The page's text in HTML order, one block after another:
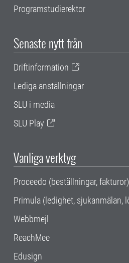
Programstudierektor
Senaste nytt från
Driftinformation
Lediga anställningar
SLU i media
SLU Play
Vanliga verktyg
Proceedo (beställningar, fakturor)
Primula (ledighet, sjukanmälan,
Webbmejl
ReachMee
Edusign